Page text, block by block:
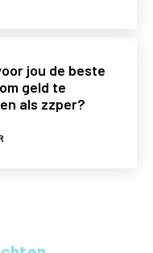
jou de beste
geld te
als zzper?